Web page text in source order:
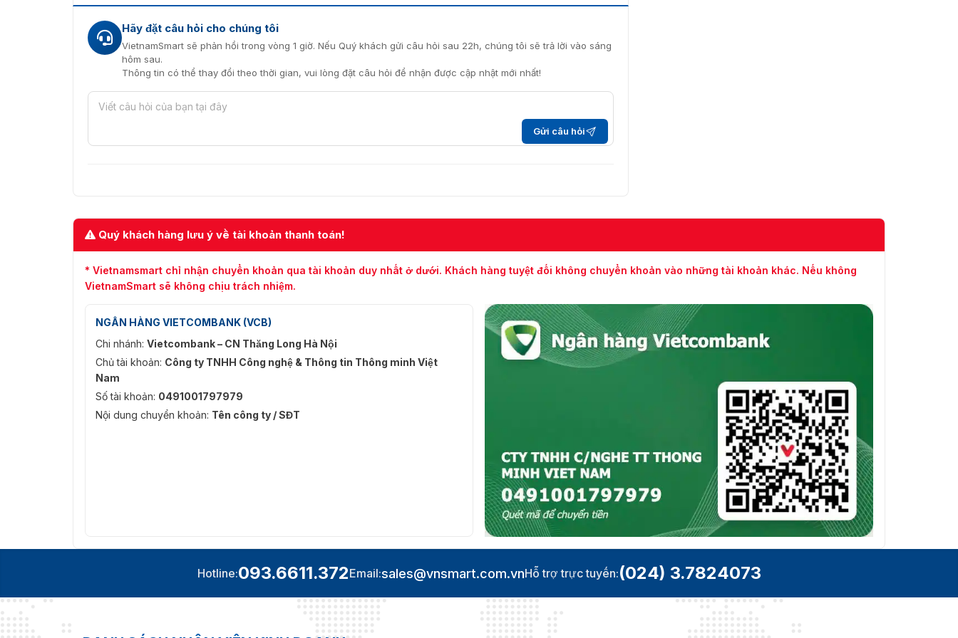
Sự hài lòng của khách hàng về sản phẩm là động lực để chúng tôi phát triển hơn nữa. Liên hệ với chúng
tôi theo số hotline: 0936611372 để nhận tư vấn miễn phí và nhanh nhất từ đội tư vấn viên chuyên
nghiệp, hỗ trợ giải đáp thắc mắc về sản phẩm ZK KR-503E!!!
Hãy đặt câu hỏi cho chúng tôi
VietnamSmart sẽ phản hồi trong vòng 1 giờ. Nếu Quý khách gửi câu hỏi sau 22h, chúng tôi sẽ trả lời vào sáng
hôm sau.
Thông tin có thể thay đổi theo thời gian, vui lòng đặt câu hỏi để nhận được cập nhật mới nhất!
Gửi câu hỏi
Quý khách hàng lưu ý về tài khoản thanh toán!
* Vietnamsmart chỉ nhận chuyển khoản qua tài khoản duy nhất ở dưới. Khách hàng tuyệt đối không chuyển khoản vào những tài khoản khác. Nếu không
VietnamSmart sẽ không chịu trách nhiệm.
NGÂN HÀNG VIETCOMBANK (VCB)
Chi nhánh: Vietcombank – CN Thăng Long Hà Nội
Chủ tài khoản: Công ty TNHH Công nghệ & Thông tin Thông minh Việt
Nam
Số tài khoản: 0491001797979
Nội dung chuyển khoản: Tên công ty / SĐT
Hotline:093.6611.372Email:sales@vnsmart.com.vnHỗ trợ trực tuyến:(024) 3.7824073